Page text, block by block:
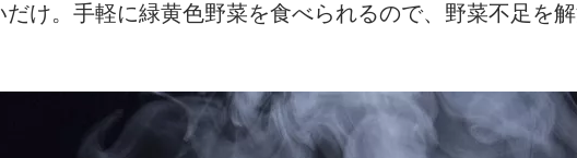
け。手軽に緑黄色野菜を食べられるので、野菜不足を解